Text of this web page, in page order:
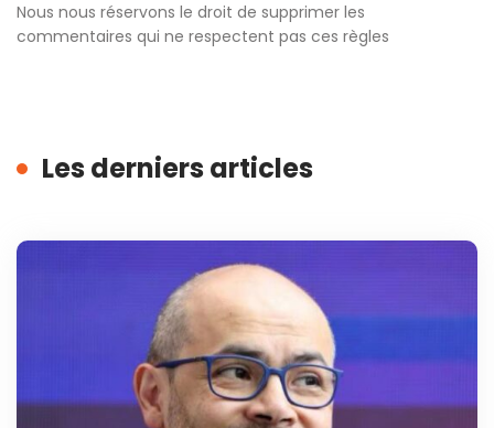
Nous nous réservons le droit de supprimer les
commentaires qui ne respectent pas ces règles
Les derniers articles